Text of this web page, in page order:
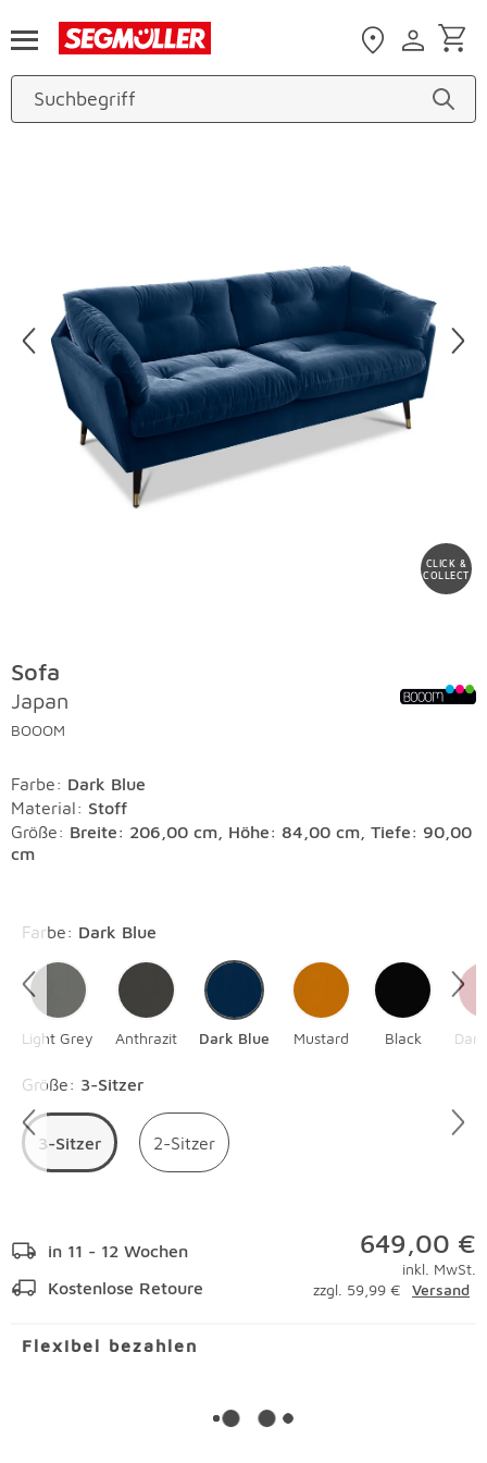
CLICK &
COLLECT
Sofa
Japan
BOOOM
Farbe: Dark Blue
Material: Stoff
Größe: Breite: 206,00 cm, Höhe: 84,00 cm, Tiefe: 90,00
cm
Farbe: Dark Blue
Light Grey Anthrazit Dark Blue Mustard Black
Größe: 3-Sitzer
3-Sitzer 2-Sitzer
in 11 - 12 Wochen
Kostenlose Retoure
649,00 €
inkl. MwSt.
zzgl. 59,99 €
Versand
Flexibel bezahlen